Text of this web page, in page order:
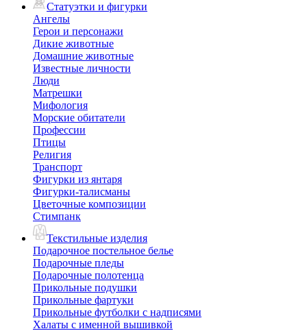
Статуэтки и фигурки
Ангелы
Герои и персонажи
Дикие животные
Домашние животные
Известные личности
Люди
Матрешки
Мифология
Морские обитатели
Профессии
Птицы
Религия
Транспорт
Фигурки из янтаря
Фигурки-талисманы
Цветочные композиции
Стимпанк
Текстильные изделия
Подарочное постельное белье
Подарочные пледы
Подарочные полотенца
Прикольные подушки
Прикольные фартуки
Прикольные футболки с надписями
Халаты с именной вышивкой